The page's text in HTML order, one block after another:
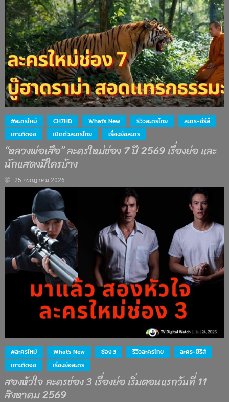
#ละครใหม่ CH7HD What's New รีวิวละครไทย
ละคร-ซีรีส์
เกาะติดจอ
เปิดตัวละครไทย เรื่องย่อละคร
“หลวงพ่อเสือ” ละครใหม่ช่อง 7 ปี 2569 เรื่องย่อ และ
นักแสดงมีใครบ้าง
25 กรกฎาคม 2026
#ละครใหม่ What's New ช่อง 3 รีวิวละครไทย
ละคร-ซีรีส์
เกาะติดจอ
เรื่องย่อละคร
สองหัวใจ ละครช่อง 3 เรื่องย่อ เริ่มตอนแรกวันที่ 11
สิงหาคม 2569